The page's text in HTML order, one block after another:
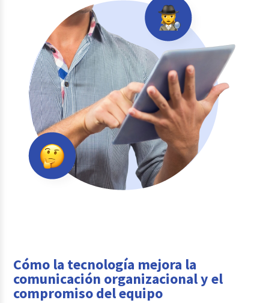
Cómo la tecnología mejora la
comunicación organizacional y el
compromiso del equipo